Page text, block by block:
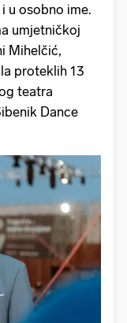
u osobno ime.
umjetničkoj
Mihelčić,
proteklih 13
teatra
Dance